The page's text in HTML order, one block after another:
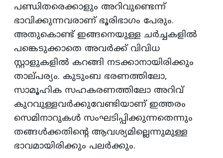
പണ്ഡിതരെക്കാളും അറിവുണ്ടെന്ന്‌
ഭാവിക്കുന്നവരാണ്‌ ഭൂരിഭാഗം പേരും.
അതുകൊണ്ട്‌ ഇങ്ങനെയുള്ള ചര്‍ച്ചകളില്‍
പങ്കെടുക്കാതെ അവര്‍ക്ക്‌ വിവിധ
സ്റ്റാളുകളില്‍ കറങ്ങി നടക്കാനായിരിക്കും
താല്‌പര്യം. കുടുംബ ഭരണത്തിലോ,
സാമൂഹിക സഹകരണത്തിലോ അറിവ്‌
കുറവുള്ളവര്‍ക്കുവേണ്ടിയാണ്‌ ഇത്തരം
സെമിനാറുകള്‍ സംഘടിപ്പിക്കുന്നതെന്നും
തങ്ങള്‍ക്കതിന്റെ ആവശ്യമില്ലെന്നുമുള്ള
ഭാവമായിരിക്കും പലര്‍ക്കും.